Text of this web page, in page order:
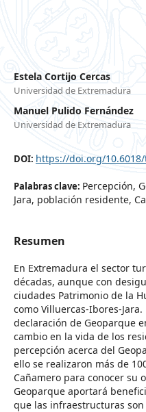
Estela Cortijo Cercas
Universidad de Extremadura
Manuel Pulido Fernández
Universidad de Extremadura
DOI: https://doi.org/
Palabras clave: Percepción,
Jara, población residente,
Resumen
En Extremadura el sector
décadas, aunque con
ciudades Patrimonio de la
como Villuercas-Ibores-
declaración de Geoparque
cambio en la vida de los
percepción acerca del
ello se realizaron más de
Cañamero para conocer su
Geoparque aportará
que las infraestructuras son